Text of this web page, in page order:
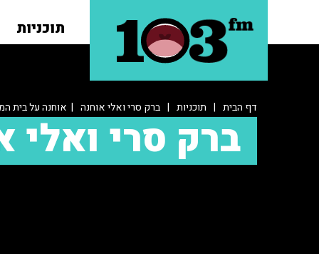
תוכניות
דף הבית | תוכניות | ברק סרי ואלי אוחנה | אוחנה על בית
ברק סרי ואלי